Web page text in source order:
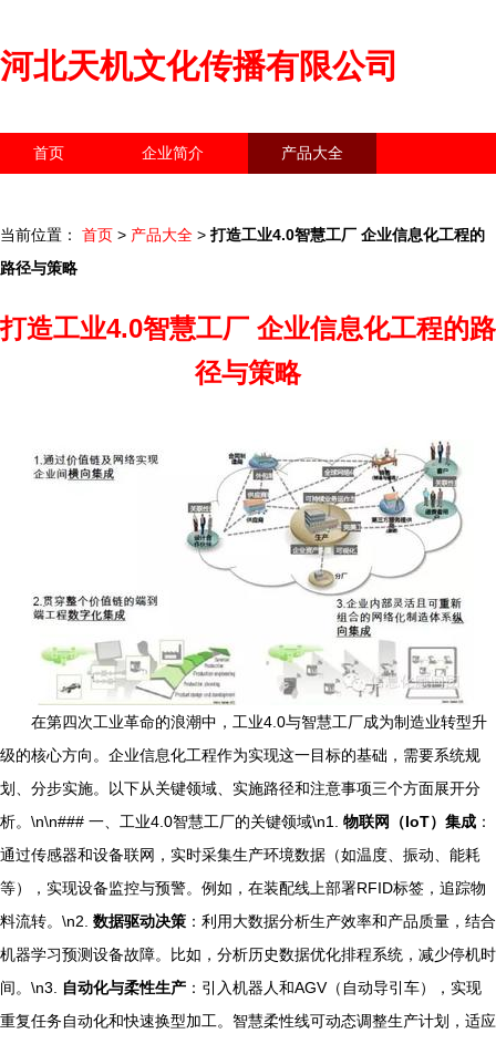
河北天机文化传播有限公司
首页 企业简介 产品大全
当前位置： 首页 > 产品大全 > 打造工业4.0智慧工厂 企业信息化工程的
路径与策略
打造工业4.0智慧工厂 企业信息化工程的路
径与策略
在第四次工业革命的浪潮中，工业4.0与智慧工厂成为制造业转型升
级的核心方向。企业信息化工程作为实现这一目标的基础，需要系统规
划、分步实施。以下从关键领域、实施路径和注意事项三个方面展开分
析。\n\n### 一、工业4.0智慧工厂的关键领域\n1. 物联网（IoT）集成 ：
通过传感器和设备联网，实时采集生产环境数据（如温度、振动、能耗
等），实现设备监控与预警。例如，在装配线上部署RFID标签，追踪物
料流转。\n2. 数据驱动决策 ：利用大数据分析生产效率和产品质量，结合
机器学习预测设备故障。比如，分析历史数据优化排程系统，减少停机时
间。\n3.
自动化与柔性生产 ：引入机器人和AGV（自动导引车），实现
重复任务自动化和快速换型加工。智慧柔性线可动态调整生产计划，适应